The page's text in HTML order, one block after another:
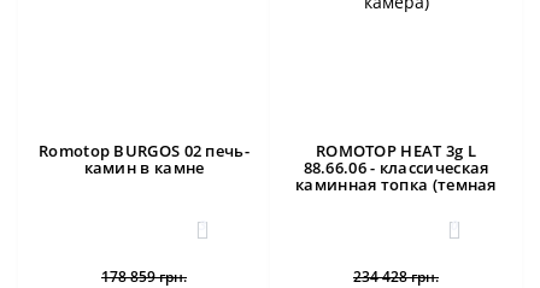
Romotop BURGOS 02 печь-
камин в камне
3
178 859 грн.
ROMOTOP HEAT 3g L
88.66.06 - классическая
каминная топка (темная
0
234 428 грн.